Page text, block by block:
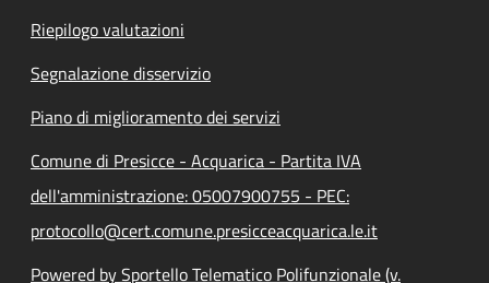
Riepilogo valutazioni
Segnalazione disservizio
Piano di miglioramento dei servizi
Comune di Presicce - Acquarica - Partita IVA
dell'amministrazione: 05007900755 - PEC:
protocollo@cert.comune.presicceacquarica.le.it
Powered by Sportello Telematico Polifunzionale (v.